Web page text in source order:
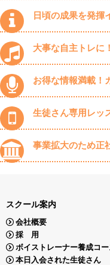
日頃の成果を発揮
大事な自主トレに
お得な情報満載！
生徒さん専用レッ
事業拡大のため正
スクール案内
会社概要
採 用
ボイストレーナー養成コー
本日入会された生徒さん